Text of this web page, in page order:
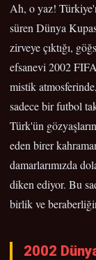
Ah, o yaz!
süren Dünya
zirveye çıktığı,
efsanevi 2002
mistik
sadece bir futbol
Türk'ün
eden birer
damarlarımızda
diken ediyor. Bu
birlik ve
2002